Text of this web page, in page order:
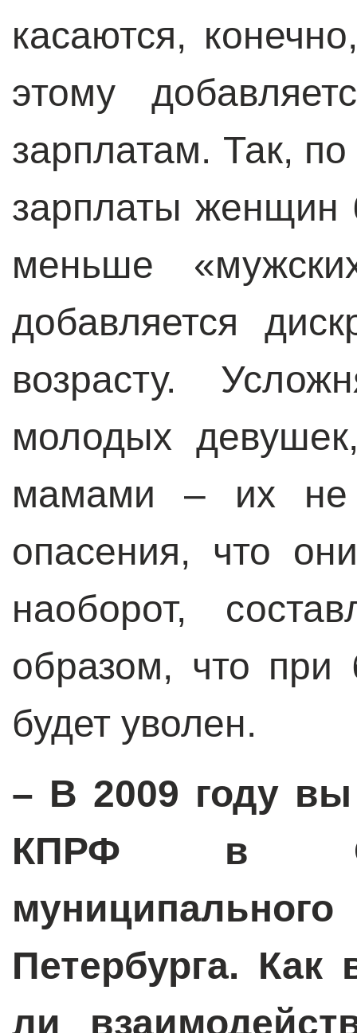
касаются,
этому
зарплатам. Так,
зарплаты женщин
меньше
добавляется
возрасту.
молодых
мамами – их не
опасения, что
наоборот,
образом, что при
будет уволен.
– В 2009 году
КПРФ в
Петербурга.
ли